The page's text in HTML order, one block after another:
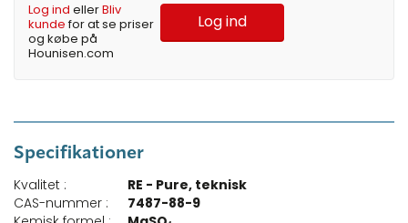
Log ind ellerBliv
kundefor at se priser
og købe på
Hounisen.com
Log ind
Specifikationer
Kvalitet :
RE - Pure, teknisk
CAS-nummer :
7487-88-9